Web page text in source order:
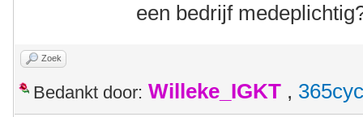
een bedrijf
Zoek
Bedankt door: Willeke_IGKT ,